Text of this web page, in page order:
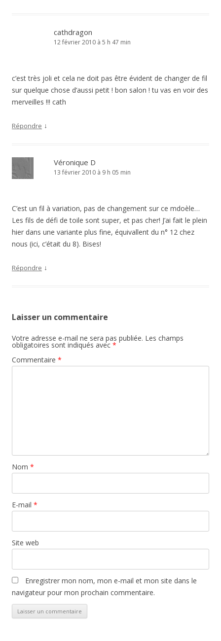
cathdragon
12 février 2010 à 5 h 47 min
c’est très joli et cela ne doit pas être évident de changer de fil
sur quelque chose d’aussi petit ! bon salon ! tu vas en voir des
merveilles !!! cath
Répondre ↓
Véronique D
13 février 2010 à 9 h 05 min
C’est un fil à variation, pas de changement sur ce mdoèle…
Les fils de défi de toile sont super, et pas cher! J’ai fait le plein
hier dans une variante plus fine, équivallent du n° 12 chez
nous (ici, c’était du 8). Bises!
Répondre ↓
Laisser un commentaire
Votre adresse e-mail ne sera pas publiée. Les champs
obligatoires sont indiqués avec *
Commentaire *
Nom *
E-mail *
Site web
Enregistrer mon nom, mon e-mail et mon site dans le
navigateur pour mon prochain commentaire.